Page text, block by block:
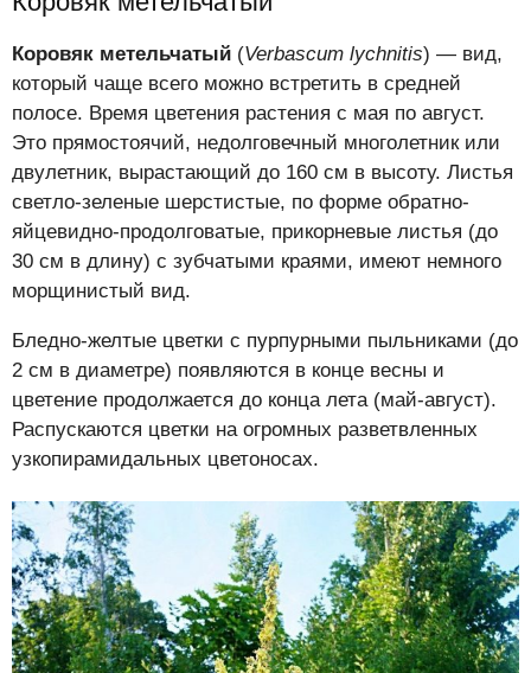
Коровяк метельчатый (Verbascum lychnitis) — вид,
который чаще всего можно встретить в средней
полосе. Время цветения растения с мая по август.
Это прямостоячий, недолговечный многолетник или
двулетник, вырастающий до 160 см в высоту. Листья
светло-зеленые шерстистые, по форме обратно-
яйцевидно-продолговатые, прикорневые листья (до
30 см в длину) с зубчатыми краями, имеют немного
морщинистый вид.
Бледно-желтые цветки с пурпурными пыльниками (до
2 см в диаметре) появляются в конце весны и
цветение продолжается до конца лета (май-август).
Распускаются цветки на огромных разветвленных
узкопирамидальных цветоносах.